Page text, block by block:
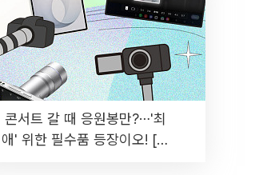
콘서트 갈 때 응원봉만?⋯'최
애' 위한 필수품 등장이오! [솔